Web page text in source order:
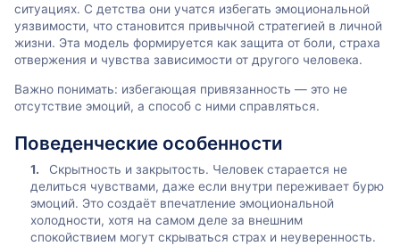
ситуациях. С детства они учатся избегать эмоциональной
уязвимости, что становится привычной стратегией в личной
жизни. Эта модель формируется как защита от боли, страха
отвержения и чувства зависимости от другого человека.
Важно понимать: избегающая привязанность — это не
отсутствие эмоций, а способ с ними справляться.
Поведенческие особенности
Скрытность и закрытость. Человек старается не
делиться чувствами, даже если внутри переживает бурю
эмоций. Это создаёт впечатление эмоциональной
холодности, хотя на самом деле за внешним
спокойствием могут скрываться страх и неуверенность.